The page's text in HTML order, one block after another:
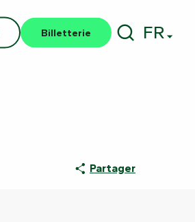
Billetterie FR
Partager